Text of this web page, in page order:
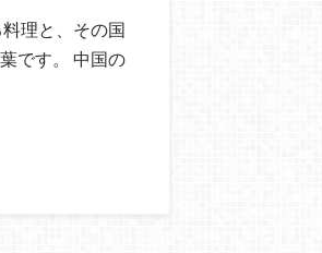
理と、その国
です。 中国の